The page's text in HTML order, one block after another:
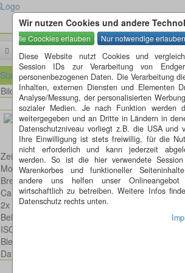
Wir nutzen Cookies und andere
Diese Website nutzt Cookies und
Session IDs zur Verarbeitung von
personenbezogenen Daten. Die Verarbeitung
Inhalten, externen Diensten und Elementen
Analyse/Messung, der personalisierten
sozialer Medien. Je nach Funktion werden
weitergegeben und an Dritte in Ländern in
Datenschutzniveau vorliegt z.B. die USA und
Ihre Einwilligung ist stets freiwillig, für die
nicht erforderlich und kann jederzeit
werden. So ist die hier verwendete
Warenkorbes und funktioneller
andere uns helfen unser
wirtschaftlich zu betreiben. Weitere Infos
Datenschutz rechts unten.
Startseite
Bild 24 von 61Bilder
Zeisig beim Abflug
Model: Canon EOS 6D
Brennweite: 600mm
Canon EF 300mm 1:4,0 L IS USM
2x (2fach) AF MC7 PRO High Definition
Belichtungsdauer : 1/500
ISO: 8000
Blende: f/8.0
Datum: 2016:02:08 10:59:23